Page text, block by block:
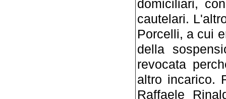
domiciliari,
cautelari.
Porcelli, a cui
della
revocata
altro incarico.
Raffaele